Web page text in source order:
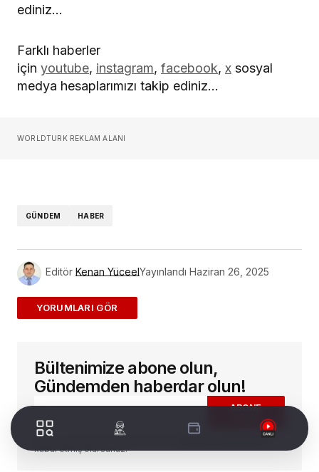
ediniz…
Farklı haberler
için youtube, instagram, facebook, x sosyal
medya hesaplarımızı takip ediniz…
WORLDTURK REKLAM ALANI
GÜNDEM HABER
Editör Kenan YüceelYayınlandı Haziran 26, 2025
ADD A COMMENT
E-posta adresiniz yayınlanmayacak.
alanlar*ile işaretlenmişlerdir
Yorum
Bültenimize abone olun,
Gündemden haberdar olun!
ABONE
Abone olduğunuzda WorldTürk'ün
kabul etmiş olursunuz.